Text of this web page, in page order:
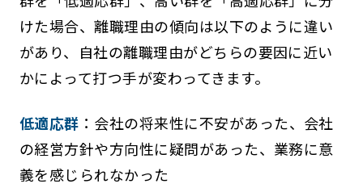
けた場合、離職理由の傾向は以下のように違い
があり、自社の離職理由がどちらの要因に近い
かによって打つ手が変わってきます。
低適応群 ：会社の将来性に不安があった、会社
の経営方針や方向性に疑問があった、業務に意
義を感じられなかった